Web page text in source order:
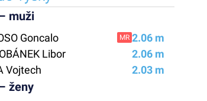
muži
Goncalo MR 2.06 m
Libor
2.06 m
Vojtech
2.03 m
ženy